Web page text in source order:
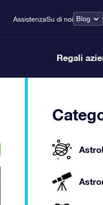
AssistenzaSu di noi Blog
Regali